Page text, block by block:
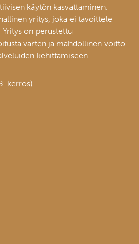
käytön kasvattaminen.
yritys, joka ei tavoittele
on perustettu
varten ja mahdollinen voitto
kehittämiseen.
kerros)